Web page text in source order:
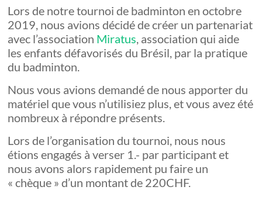
Lors de notre tournoi de badminton en octobre
2019, nous avions décidé de créer un partenariat
avec l’association Miratus , association qui aide
les enfants défavorisés du Brésil, par la pratique
du badminton.
Nous vous avions demandé de nous apporter du
matériel que vous n’utilisiez plus, et vous avez été
nombreux à répondre présents.
Lors de l’organisation du tournoi, nous nous
étions engagés à verser 1.- par participant et
nous avons alors rapidement pu faire un
« chèque » d’un montant de 220CHF.